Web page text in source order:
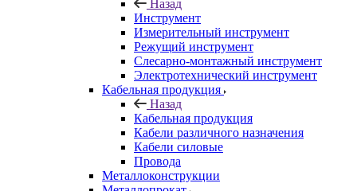
Назад
Инструмент
Измерительный инструмент
Режущий инструмент
Слесарно-монтажный инструмент
Электротехнический инструмент
Кабельная продукция
Назад
Кабельная продукция
Кабели различного назначения
Кабели силовые
Провода
Металлоконструкции